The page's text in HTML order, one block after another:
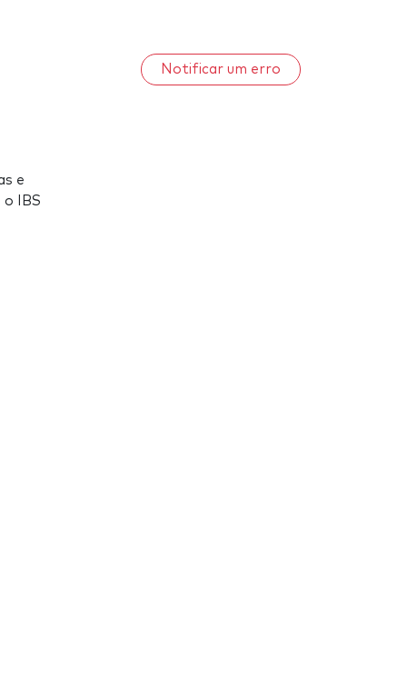
Notificar um erro
e
o IBS